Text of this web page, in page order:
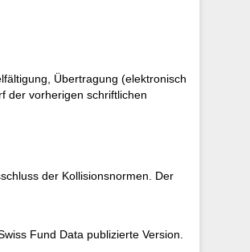
Übertragung (elektronisch
der vorherigen schriftlichen
der Kollisionsnormen. Der
Fund Data publizierte Version.